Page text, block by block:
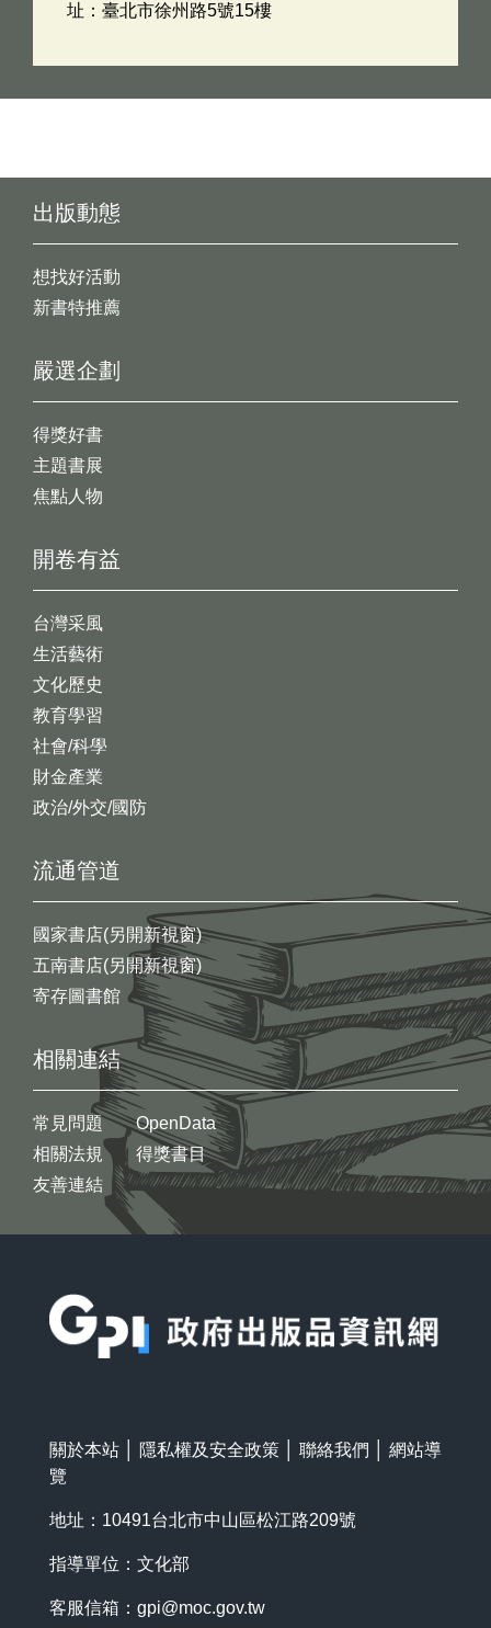
址：臺北市徐州路5號15樓
出版動態
想找好活動
新書特推薦
開卷有益
台灣采風
生活藝術
文化歷史
教育學習
社會/科學
財金產業
政治/外交/國防
嚴選企劃
得獎好書
主題書展
焦點人物
流通管道
國家書店(另開新視窗)
五南書店(另開新視窗)
寄存圖書館
相關連結
常見問題
相關法規
友善連結
OpenData
得獎書目
關於本站 隱私權及安全政策 聯絡我們
網站導
覽
地址：10491台北市中山區松江路209號
指導單位：文化部
客服信箱： gpi@moc.gov.tw